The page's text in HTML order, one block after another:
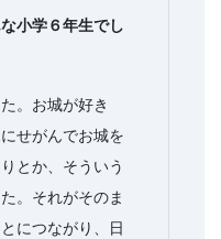
小学６年生でし
。お城が好き
せがんでお城を
とか、そういう
。それがそのま
につながり、日